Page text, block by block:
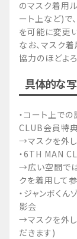
のマスク着用
ート上など)で
を可能に変更
なお、マスク
協力のほどよろ
具体的な
・コート上で
CLUB会員特
→マスクを外
・6TH MAN
→広い空間で
クを着用して
・ジャンボく
影会
→マスクを外
だきます)